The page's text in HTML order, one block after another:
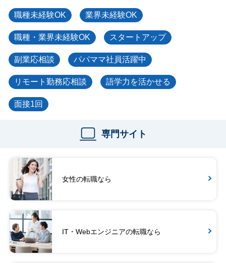
職種未経験OK 業界未経験OK
職種・業界未経験OK スタートアップ
副業応相談 パパママ社員活躍中
リモート勤務応相談 語学力を活かせる
面接1回
専門サイト
女性の転職なら
IT・Webエンジニアの転職なら